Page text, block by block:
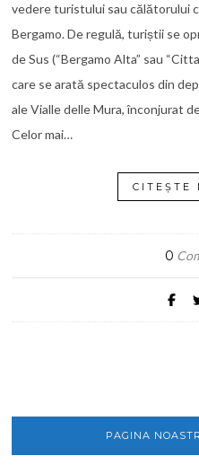
vedere turistului sau călătorului
Bergamo. De regulă, turiștii se
de Sus (“Bergamo Alta” sau
care se arată spectaculos din
ale Vialle delle Mura, înconjurat
Celor mai…
CITEȘTE
0
PAGINA